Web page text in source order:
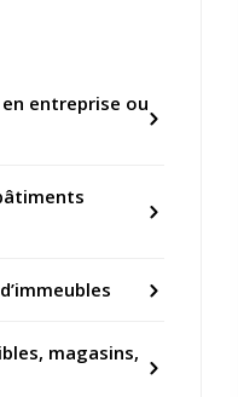
entreprise ou
magasins,